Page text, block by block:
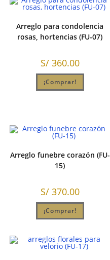
Arreglo para condolencia
rosas, hortencias (FU-07)
S/360.00
¡Comprar!
Arreglo funebre corazón (FU-
15)
S/370.00
¡Comprar!